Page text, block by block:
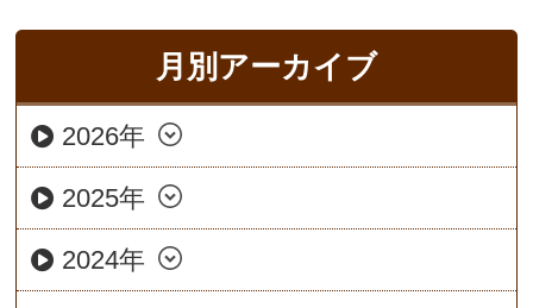
月別アーカイブ
2026年
2025年
2024年